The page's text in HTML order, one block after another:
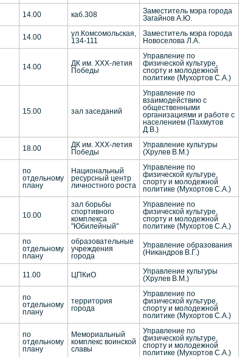
14.00 каб.308
Заместитель мэра города
Загайнов А.Ю.
14.00
ул.Комсомольская,
134-111
Заместитель мэра города
Новоселова Л.А.
14.00
ДК им. ХХХ-летия
Победы
Управление по
физической культуре,
спорту и молодежной
политике (Мухортов С.А.)
15.00 зал заседаний
Управление по
взаимодействию с
общественными
организациями и работе с
населением (Пахмутов
Д.В.)
18.00
ДК им. ХХХ-летия
Победы
Управление культуры
(Хрулев В.М.)
по
отдельному
плану
Национальный
ресурсный центр
личностного роста
Управление по
физической культуре,
спорту и молодежной
политике (Мухортов С.А.)
10.00
зал борьбы
спортивного
комплекса
"Юбилейный"
Управление по
физической культуре,
спорту и молодежной
политике (Мухортов С.А.)
по
отдельному
плану
образовательные
учреждения
города
Управление образования
(Никандров В.Г.)
11.00 ЦПКиО
Управление культуры
(Хрулев В.М.)
по
отдельному
плану
территория
города
Управление по
физической культуре,
спорту и молодежной
политике (Мухортов С.А.)
по
отдельному
плану
Мемориальный
комплекс воинской
славы
Управление по
физической культуре,
спорту и молодежной
политике (Мухортов С.А.)